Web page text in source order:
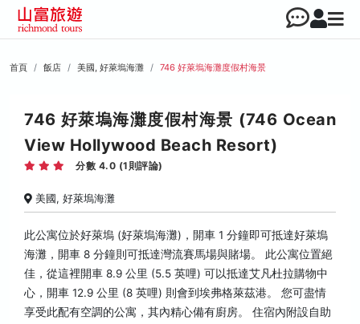
首頁 飯店 美國, 好萊塢海灘 746 好萊塢海灘度假村海景
746 好萊塢海灘度假村海景 (746 Ocean
View Hollywood Beach Resort)
分數 4.0 (1則評論)
美國, 好萊塢海灘
此公寓位於好萊塢 (好萊塢海灘)，開車 1 分鐘即可抵達好萊塢
海灘，開車 8 分鐘則可抵達灣流賽馬場與賭場。 此公寓位置絕
佳，從這裡開車 8.9 公里 (5.5 英哩) 可以抵達艾凡杜拉購物中
心，開車 12.9 公里 (8 英哩) 則會到埃弗格萊茲港。 您可盡情
享受此配有空調的公寓，其內精心備有廚房。 住宿內附設自助